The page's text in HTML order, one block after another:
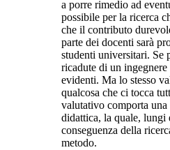
a porre rimedio ad
possibile per la ricerca
che il contributo
parte dei docenti sarà
studenti universitari. Se
ricadute di un
evidenti. Ma lo stesso
qualcosa che ci tocca
valutativo comporta una
didattica, la quale, lungi
conseguenza della
metodo.